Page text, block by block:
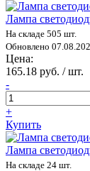
Лампа
На складе 505 шт.
Обновлено
Цена:
165.18 руб. / шт.
-
+
Купить
Лампа
На складе 24 шт.